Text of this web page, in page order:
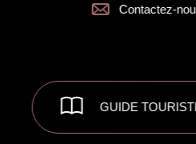
Contactez-
GUIDE